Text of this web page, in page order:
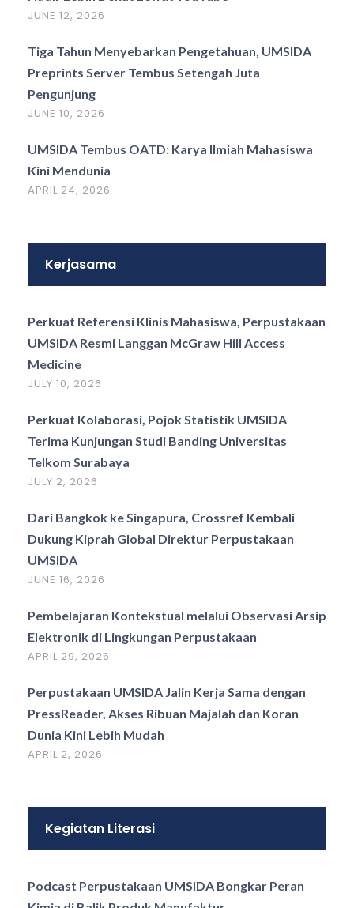
JUNE 12, 2026
Tiga Tahun Menyebarkan Pengetahuan, UMSIDA
Preprints Server Tembus Setengah Juta
Pengunjung
JUNE 10, 2026
UMSIDA Tembus OATD: Karya Ilmiah Mahasiswa
Kini Mendunia
APRIL 24, 2026
Kerjasama
Perkuat Referensi Klinis Mahasiswa, Perpustakaan
UMSIDA Resmi Langgan McGraw Hill Access
Medicine
JULY 10, 2026
Perkuat Kolaborasi, Pojok Statistik UMSIDA
Terima Kunjungan Studi Banding Universitas
Telkom Surabaya
JULY 2, 2026
Dari Bangkok ke Singapura, Crossref Kembali
Dukung Kiprah Global Direktur Perpustakaan
UMSIDA
JUNE 16, 2026
Pembelajaran Kontekstual melalui Observasi Arsip
Elektronik di Lingkungan Perpustakaan
APRIL 29, 2026
Perpustakaan UMSIDA Jalin Kerja Sama dengan
PressReader, Akses Ribuan Majalah dan Koran
Dunia Kini Lebih Mudah
APRIL 2, 2026
Kegiatan Literasi
Podcast Perpustakaan UMSIDA Bongkar Peran